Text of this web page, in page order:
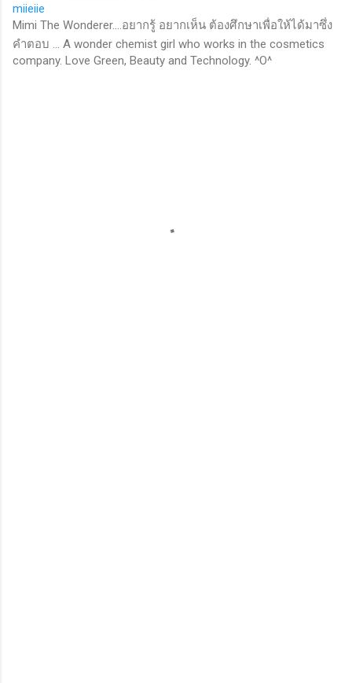
miieiie
Mimi The Wonderer....อยากรู้ อยากเห็น ต้องศึกษาเพื่อให้ได้มาซึ่ง
คำตอบ ... A wonder chemist girl who works in the cosmetics
company. Love Green, Beauty and Technology. ^O^